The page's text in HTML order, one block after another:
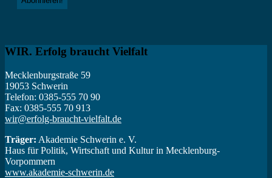
WIR. Erfolg braucht Vielfalt
Mecklenburgstraße 59
19053 Schwerin
Telefon: 0385-555 70 90
Fax: 0385-555 70 913
wir@erfolg-braucht-vielfalt.de
Träger: Akademie Schwerin e. V.
Haus für Politik, Wirtschaft und Kultur in Mecklenburg-
Vorpommern
www.akademie-schwerin.de